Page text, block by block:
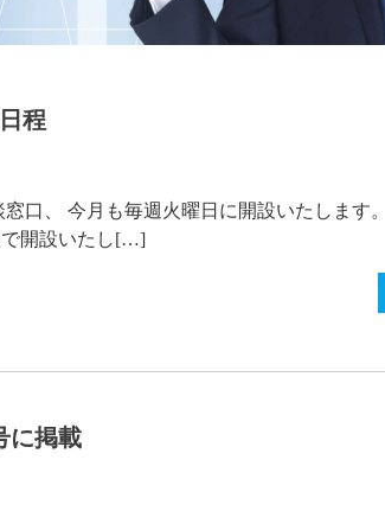
程
口、 今月も毎週火曜日に開設いたします
で開設いたし[…]
に掲載